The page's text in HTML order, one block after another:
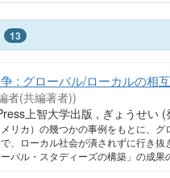
13
: グローバル/ローカルの相
者(共編著者))
上智大学出版 , ぎょうせい
リカ）の幾つかの事例をもとに、
、ローカル社会が潰されずに行き
バル・スタディーズの構築」の成果